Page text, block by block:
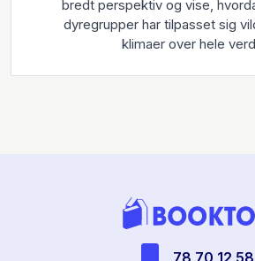
bredt perspektiv og vise,
dyregrupper har tilpasset sig
klimaer over hele
78 70 12 58